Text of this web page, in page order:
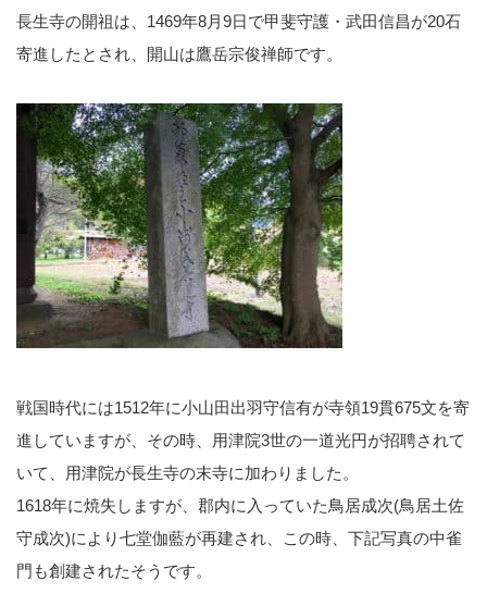
長生寺の開祖は、1469年8月9日で甲斐守護・武田信昌が20石
寄進したとされ、開山は鷹岳宗俊禅師です。
戦国時代には1512年に小山田出羽守信有が寺領19貫675文を寄
進していますが、その時、用津院3世の一道光円が招聘されて
いて、用津院が長生寺の末寺に加わりました。
1618年に焼失しますが、郡内に入っていた鳥居成次(鳥居土佐
守成次)により七堂伽藍が再建され、この時、下記写真の中雀
門も創建されたそうです。